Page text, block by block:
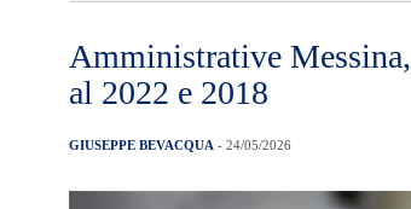
Amministrative
al 2022 e 2018
GIUSEPPE BEVACQUA - 24/05/2026